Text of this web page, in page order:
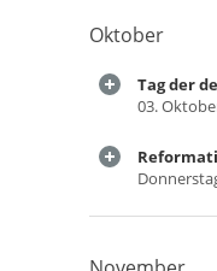
Oktober
Tag der
03.